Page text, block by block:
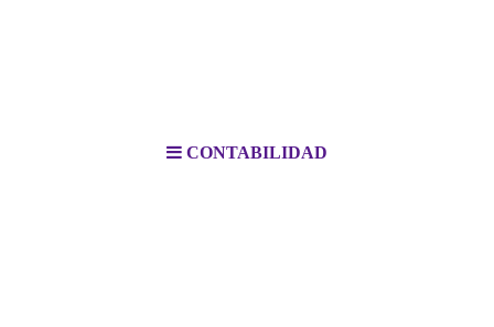
CONTABILIDAD